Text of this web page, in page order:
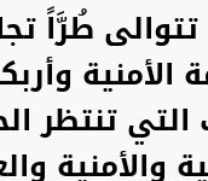
طُرَّاً
التي تنتظر
والأمنية